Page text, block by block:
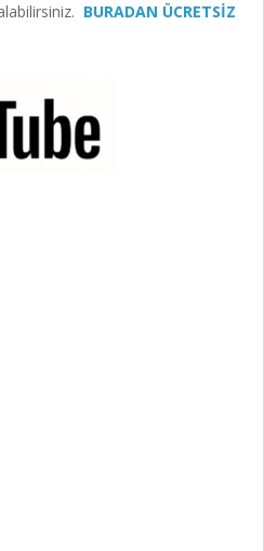
BURADAN ÜCRETSİZ